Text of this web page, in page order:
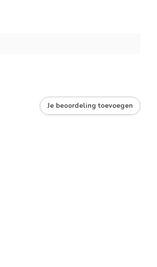
Je beoordeling toevoegen